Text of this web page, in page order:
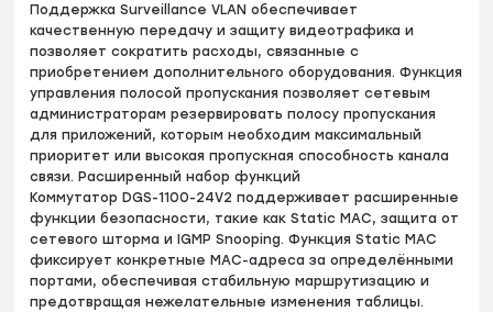
Поддержка Surveillance VLAN обеспечивает
качественную передачу и защиту видеотрафика и
позволяет сократить расходы, связанные с
приобретением дополнительного оборудования. Функция
управления полосой пропускания позволяет сетевым
администраторам резервировать полосу пропускания
для приложений, которым необходим максимальный
приоритет или высокая пропускная способность канала
связи. Расширенный набор функций
Коммутатор DGS-1100-24V2 поддерживает расширенные
функции безопасности, такие как Static MAC, защита от
сетевого шторма и IGMP Snooping. Функция Static MAC
фиксирует конкретные MAC-адреса за определёнными
портами, обеспечивая стабильную маршрутизацию и
предотвращая нежелательные изменения таблицы.